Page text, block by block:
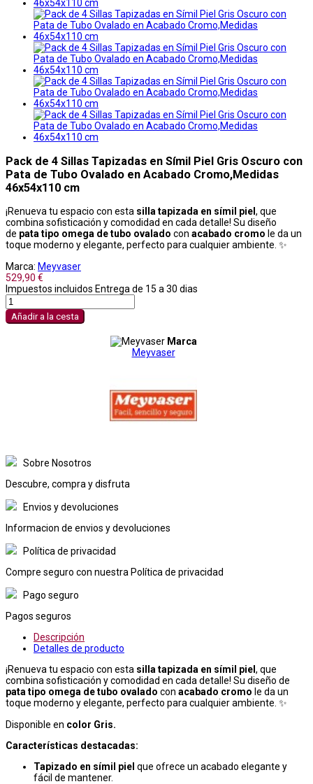
Pack de 4 Sillas Tapizadas en Símil Piel Gris Oscuro con
Pata de Tubo Ovalado en Acabado Cromo,Medidas
46x54x110 cm
¡Renueva tu espacio con esta silla tapizada en símil piel , que
combina sofisticación y comodidad en cada detalle! Su diseño
de pata tipo omega de tubo ovalado con acabado cromo le da un
toque moderno y elegante, perfecto para cualquier ambiente. ✨
Marca: Meyvaser
529,90 €
Impuestos incluidos Entrega de 15 a 30 dias
Añadir a la cesta
Marca
Meyvaser
Sobre Nosotros
Descubre, compra y disfruta
Envios y devoluciones
Informacion de envios y devoluciones
Política de privacidad
Compre seguro con nuestra Política de privacidad
Pago seguro
Pagos seguros
Descripción
Detalles de producto
¡Renueva tu espacio con esta silla tapizada en símil piel , que
combina sofisticación y comodidad en cada detalle! Su diseño de
pata tipo omega de tubo ovalado con acabado cromo le da un
toque moderno y elegante, perfecto para cualquier ambiente. ✨
Disponible en color Gris.
Características destacadas:
Tapizado en símil piel que ofrece un acabado elegante y
fácil de mantener.